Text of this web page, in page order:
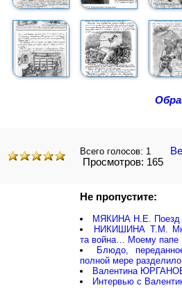
Всего голосов: 1
Просмотров: 165
Не пропустите:
МЯКИНА Н.Е. Поезд
НИКИШИНА Т.М.
та война… Моему папе
Блюдо,
полной мере
Валентина
Интервью с